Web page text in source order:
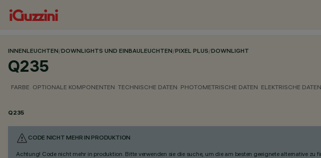
INNENLEUCHTEN/DOWNLIGHTS UND EINBAULEUCHTEN/PIXEL PLUS/DOWNLIGHT
Q235
FARBE OPTIONALE KOMPONENTEN TECHNISCHE DATEN PHOTOMETRISCHE DATEN ELEKTRISCHE DATEN
Q235
CODE NICHT MEHR IN PRODUKTION
Achtung! Code nicht mehr in produktion. Bitte verwenden sie die suche, um die am besten geeignete alternative zu